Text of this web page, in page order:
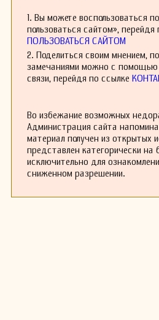
1. Вы можете воспользоваться
пользоваться сайтом», перейдя
ПОЛЬЗОВАТЬСЯ САЙТОМ
2. Поделиться своим мнением,
замечаниями можно с
связи, перейдя по ссылке
Во избежание возможных
Администрация сайта
материал получен из открытых
представлен категорически на
исключительно для
сниженном разрешении.